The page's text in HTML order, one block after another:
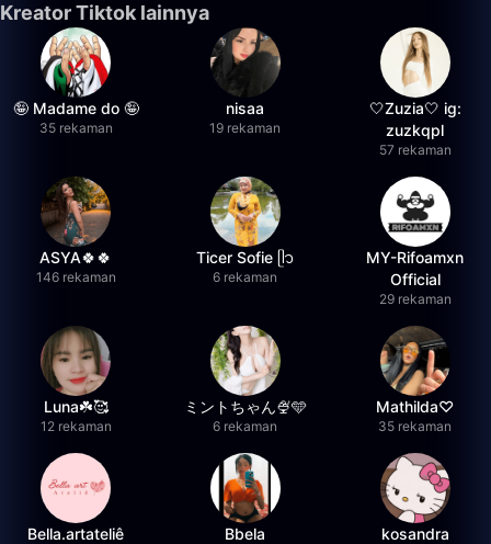
Kreator Tiktok lainnya
🤪 Madame do 🤪
35 rekaman
nisaa
19 rekaman
🤍Zuzia🤍 ig:
zuzkqpl
57 rekaman
ASYA🍀🍀
146 rekaman
Ticer Sofie ᥫ᭡
6 rekaman
MY-Rifoamxn
Official
29 rekaman
Luna☘️🥰
12 rekaman
ミントちゃん🍨🩵
6 rekaman
Mathilda♡︎
35 rekaman
Bella.artateliê Bbela kosandra